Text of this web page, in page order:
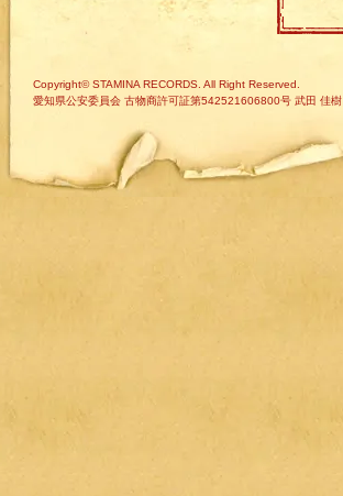
Copyright© STAMINA RECORDS. All Right Reserved.
愛知県公安委員会 古物商許可証第542521606800号 武田 佳樹